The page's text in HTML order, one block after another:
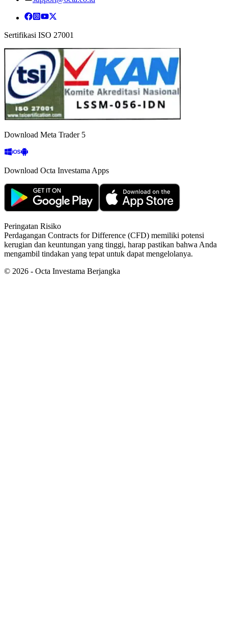
Sertifikasi ISO 27001
Download Meta Trader 5
Download Octa Investama Apps
Peringatan Risiko
Perdagangan Contracts for Difference (CFD) memiliki potensi
kerugian dan keuntungan yang tinggi, harap pastikan bahwa Anda
mengambil tindakan yang tepat untuk dapat mengelolanya.
© 2026 - Octa Investama Berjangka